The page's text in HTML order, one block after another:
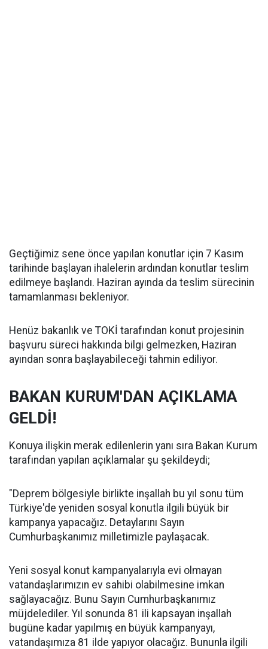
Geçtiğimiz sene önce yapılan konutlar için 7 Kasım
tarihinde başlayan ihalelerin ardından konutlar teslim
edilmeye başlandı. Haziran ayında da teslim sürecinin
tamamlanması bekleniyor.
Henüz bakanlık ve TOKİ tarafından konut projesinin
başvuru süreci hakkında bilgi gelmezken, Haziran
ayından sonra başlayabileceği tahmin ediliyor.
BAKAN KURUM'DAN AÇIKLAMA
GELDİ!
Konuya ilişkin merak edilenlerin yanı sıra Bakan Kurum
tarafından yapılan açıklamalar şu şekildeydi;
"Deprem bölgesiyle birlikte inşallah bu yıl sonu tüm
Türkiye'de yeniden sosyal konutla ilgili büyük bir
kampanya yapacağız. Detaylarını Sayın
Cumhurbaşkanımız milletimizle paylaşacak.
Yeni sosyal konut kampanyalarıyla evi olmayan
vatandaşlarımızın ev sahibi olabilmesine imkan
sağlayacağız. Bunu Sayın Cumhurbaşkanımız
müjdelediler. Yıl sonunda 81 ili kapsayan inşallah
bugüne kadar yapılmış en büyük kampanyayı,
vatandaşımıza 81 ilde yapıyor olacağız. Bununla ilgili